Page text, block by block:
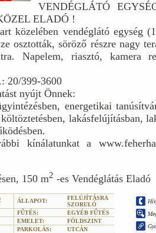
VENDÉGLÁTÓ
ELADÓ !
közelében vendéglátó egység
osztották, söröző részre nagy
Napelem, riasztó, kamera
20/399-3600
nyújt Önnek:
energetikai
lakásfelújításban,
kínálatunkat a
150 m2 -es Vendéglátás Eladó
ÁLLAPOT:
FELÚJÍTÁSRA
SZORULÓ
FŰTÉS:
EGYÉB FŰTÉS
EMELET:
FÖLDSZINT
PARKOLÁS: UTCÁN